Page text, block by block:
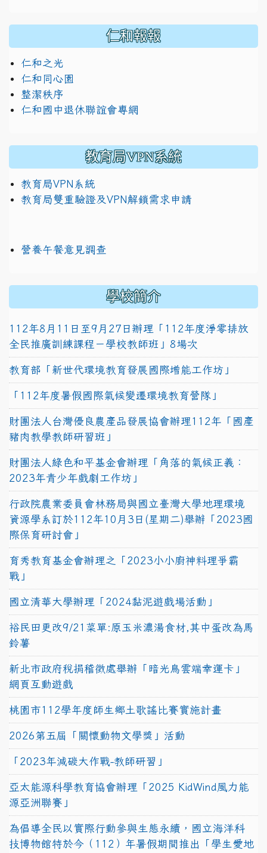
仁和報報
仁和之光
仁和同心園
整潔秩序
仁和國中退休聯誼會專網
教育局VPN系統
教育局VPN系統
教育局雙重驗證及VPN解鎖需求申請
營養午餐意見調查
學校簡介
112年8月11日至9月27日辦理「112年度淨零排放
全民推廣訓練課程－學校教師班」8場次
教育部「新世代環境教育發展國際增能工作坊」
「112年度暑假國際氣候變遷環境教育營隊」
財團法人台灣優良農產品發展協會辦理112年「國產
豬肉教學教師研習班」
財團法人綠色和平基金會辦理「角落的氣候正義：
2023年青少年戲劇工作坊」
行政院農業委員會林務局與國立臺灣大學地理環境
資源學系訂於112年10月3日(星期二)舉辦「2023國
際保育研討會」
育秀教育基金會辦理之「2023小小廚神料理爭霸
戰」
國立清華大學辦理「2024黏泥遊戲場活動」
裕民田更改9/21菜單:原玉米濃湯食材,其中蛋改為馬
鈴薯
新北市政府稅捐稽徵處舉辦「暗光鳥雲端幸運卡」
網頁互動遊戲
桃園市112學年度師生鄉土歌謠比賽實施計畫
2026第五屆「關懷動物文學獎」活動
「2023年減碳大作戰-教師研習」
亞太能源科學教育協會辦理「2025 KidWind風力能
源亞洲聯賽」
為倡導全民以實際行動參與生態永續，國立海洋科
技博物館特於今（112）年暑假期間推出「學生愛地